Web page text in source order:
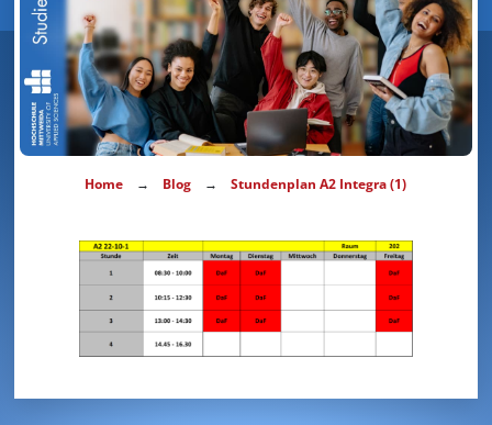
Home → Blog → Stundenplan A2 Integra (1)